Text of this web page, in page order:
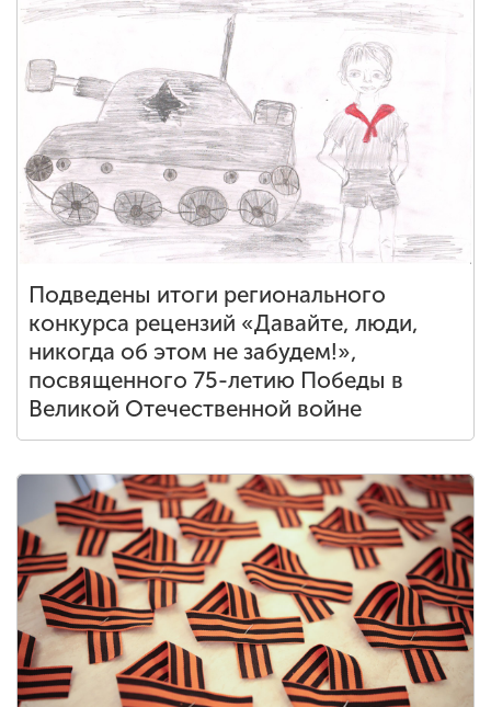
Подведены итоги регионального
конкурса рецензий «Давайте, люди,
никогда об этом не забудем!»,
посвященного 75-летию Победы в
Великой Отечественной войне